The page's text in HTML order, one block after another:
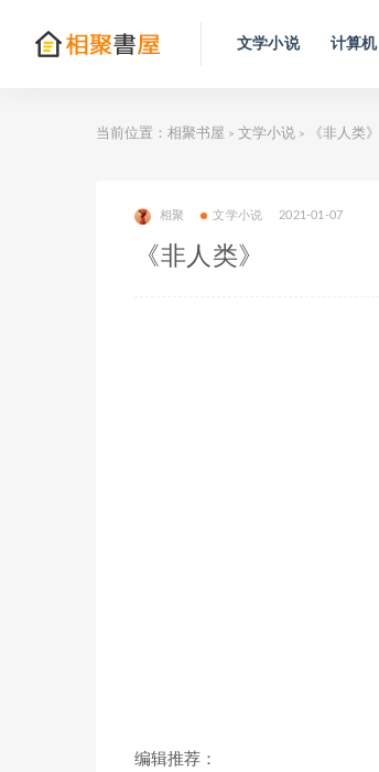
文学小说 计算机
当前位置： 相聚书屋 > 文学小说 > 《非人类》
相聚 文学小说 2021-01-07
《非人类》
编辑推荐：